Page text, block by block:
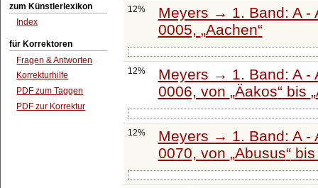
zum Künstlerlexikon
Index
für Korrektoren
Fragen & Antworten
Korrekturhilfe
PDF zum Taggen
PDF zur Korrektur
12%
Meyers → 1. Band: A -
0005,
Aachen
12%
Meyers → 1. Band: A -
0006, von Äakos bis
12%
Meyers → 1. Band: A -
0070, von Abusus